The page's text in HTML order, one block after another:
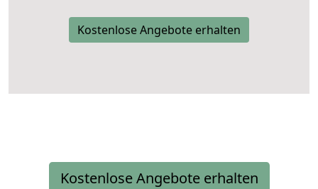
Kostenlose Angebote erhalten
Kostenlose Angebote erhalten